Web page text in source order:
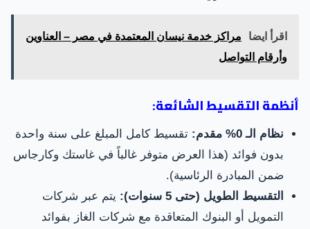
اقرأ ايضا
مراكز خدمة نيسان المعتمدة في مصر – العناوين
وأرقام التواصل
أنظمة التقسيط الشائعة:
نظام الـ 0% مقدم:
تقسيط كامل المبلغ على سنة واحدة
بدون فوائد (هذا العرض متوفر غالباً في غاستك وكارجاس
ضمن المبادرة الرئاسية).
التقسيط الطويل (حتى 5 سنوات):
يتم عبر شركات
التمويل أو البنوك المتعاقدة مع شركات الغاز بفوائد